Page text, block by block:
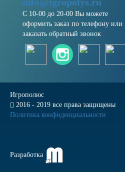
С 10-00 до 20-00 Вы можете
оформить заказ по телефону или
заказать обратный звонок
Игрополюс
2016 - 2019 все права защищены
Политика конфиденциальности
Разработка